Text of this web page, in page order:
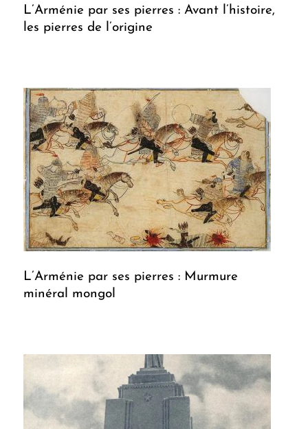
L’Arménie par ses pierres : Avant l’histoire,
les pierres de l’origine
L’Arménie par ses pierres : Murmure
minéral mongol